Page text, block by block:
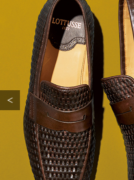
LIFESTYLE
COLUMN
MAGAZINE
ABOUT SITE
サイトマップ